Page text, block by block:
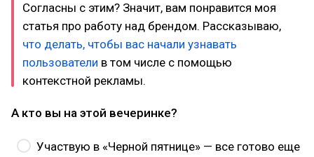
Согласны с этим? Значит, вам понравится моя
статья про работу над брендом. Рассказываю,
что делать, чтобы вас начали узнавать
пользователи в том числе с помощью
контекстной рекламы.
А кто вы на этой вечеринке?
Участвую в «Черной пятнице» — все готово еще